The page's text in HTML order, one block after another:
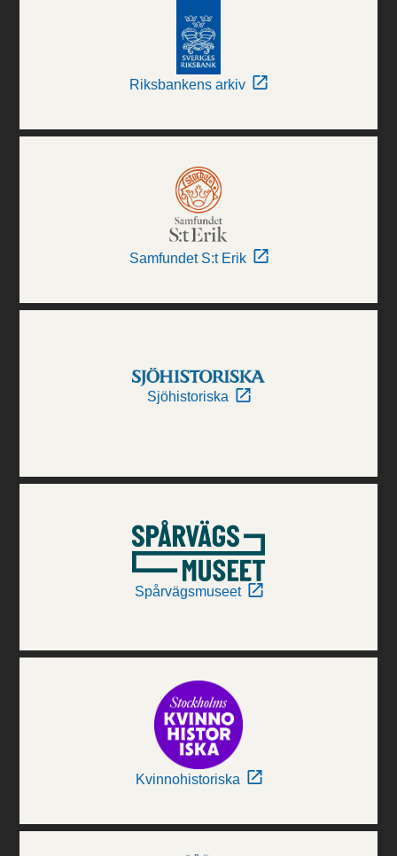
Riksbankens arkiv
Samfundet S:t Erik
Sjöhistoriska
Spårvägsmuseet
Kvinnohistoriska